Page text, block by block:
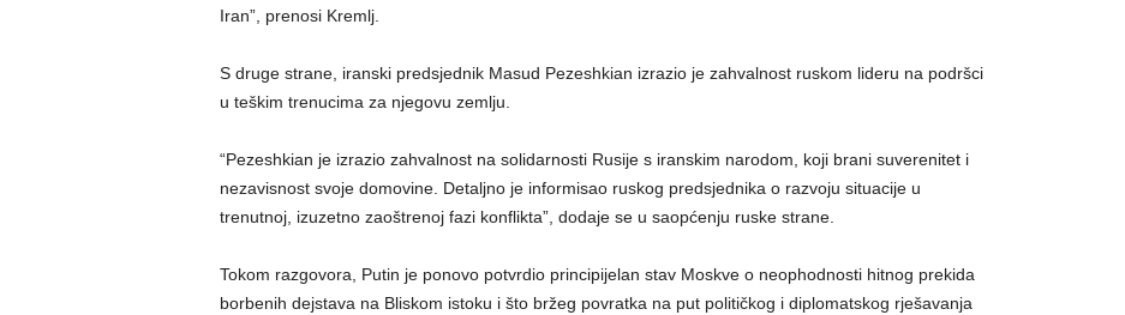
Iran”, prenosi Kremlj.
S druge strane, iranski predsjednik Masud Pezeshkian izrazio je zahvalnost ruskom lideru na podršci
u teškim trenucima za njegovu zemlju.
“Pezeshkian je izrazio zahvalnost na solidarnosti Rusije s iranskim narodom, koji brani suverenitet i
nezavisnost svoje domovine. Detaljno je informisao ruskog predsjednika o razvoju situacije u
trenutnoj, izuzetno zaoštrenoj fazi konflikta”, dodaje se u saopćenju ruske strane.
Tokom razgovora, Putin je ponovo potvrdio principijelan stav Moskve o neophodnosti hitnog prekida
borbenih dejstava na Bliskom istoku i što bržeg povratka na put političkog i diplomatskog rješavanja